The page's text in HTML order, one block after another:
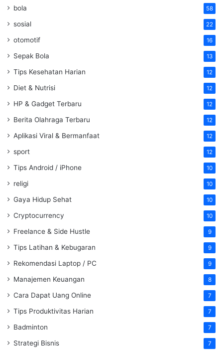
bola 58
sosial 22
otomotif 16
Sepak Bola 13
Tips Kesehatan Harian 12
Diet & Nutrisi 12
HP & Gadget Terbaru 12
Berita Olahraga Terbaru 12
Aplikasi Viral & Bermanfaat 12
sport 12
Tips Android / iPhone 10
religi 10
Gaya Hidup Sehat 10
Cryptocurrency 10
Freelance & Side Hustle 9
Tips Latihan & Kebugaran 9
Rekomendasi Laptop / PC 9
Manajemen Keuangan 8
Cara Dapat Uang Online 7
Tips Produktivitas Harian 7
Badminton 7
Strategi Bisnis 7